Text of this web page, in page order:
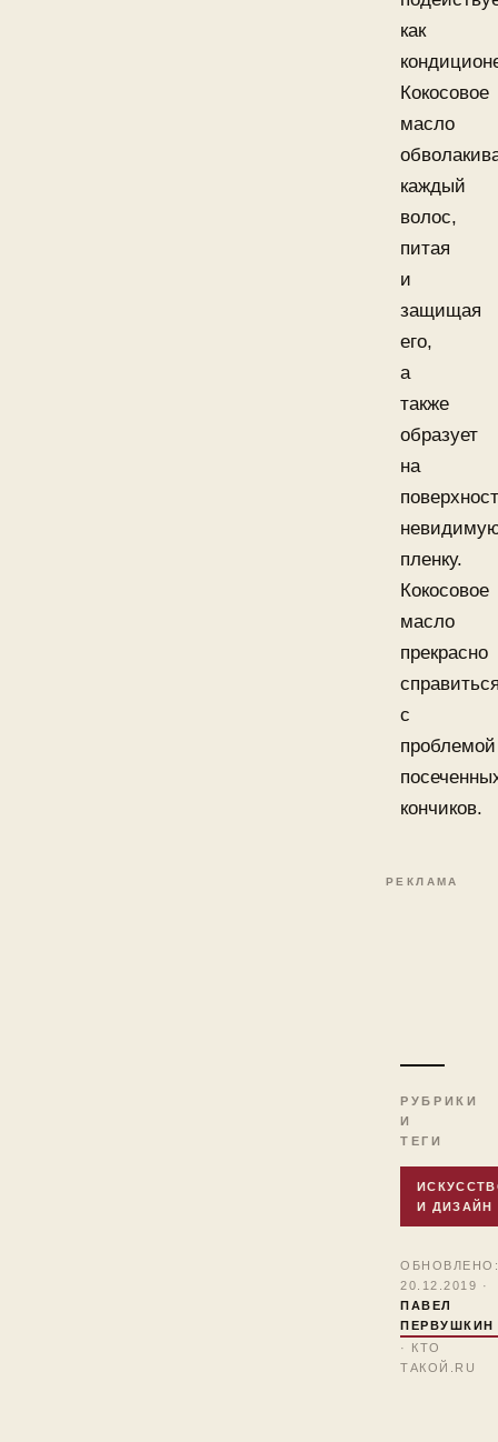
как
Кокосовое
масло
каждый
волос,
питая
и
защищая
его,
а
также
образует
на
пленку.
Кокосовое
масло
прекрасно
с
проблемой
кончиков.
РЕКЛАМА
РУБРИКИ
И
ТЕГИ
И ДИЗАЙН
20.12.2019 ·
ПАВЕЛ
ПЕРВУШКИН
· КТО
ТАКОЙ.RU